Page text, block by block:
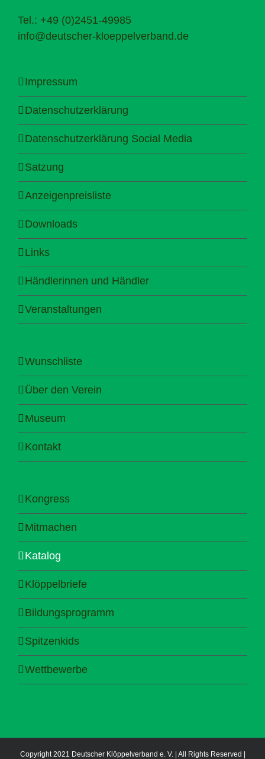
Tel.: +49 (0)2451-49985
info@deutscher-kloeppelverband.de
Impressum
Datenschutzerklärung
Datenschutzerklärung Social Media
Satzung
Anzeigenpreisliste
Downloads
Links
Händlerinnen und Händler
Veranstaltungen
Wunschliste
Über den Verein
Museum
Kontakt
Kongress
Mitmachen
Katalog
Klöppelbriefe
Bildungsprogramm
Spitzenkids
Wettbewerbe
Copyright 2021 Deutscher Klöppelverband e. V. | All Rights Reserved |